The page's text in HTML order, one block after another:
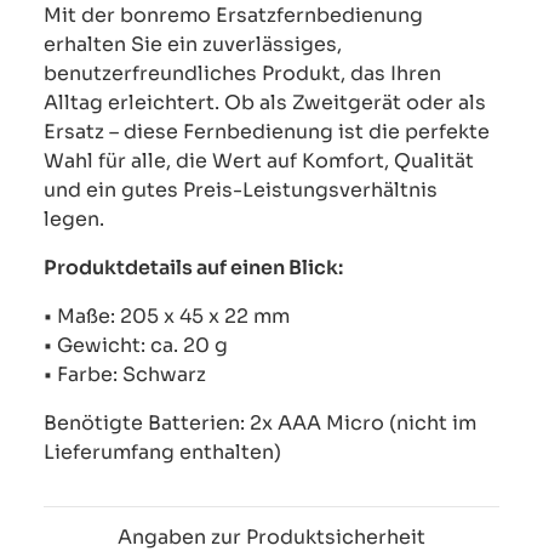
Mit der bonremo Ersatzfernbedienung
erhalten Sie ein zuverlässiges,
benutzerfreundliches Produkt, das Ihren
Alltag erleichtert. Ob als Zweitgerät oder als
Ersatz – diese Fernbedienung ist die perfekte
Wahl für alle, die Wert auf Komfort, Qualität
und ein gutes Preis-Leistungsverhältnis
legen.
Produktdetails auf einen Blick:
• Maße: 205 x 45 x 22 mm
• Gewicht: ca. 20 g
• Farbe: Schwarz
Benötigte Batterien: 2x AAA Micro (nicht im
Lieferumfang enthalten)
Angaben zur Produktsicherheit